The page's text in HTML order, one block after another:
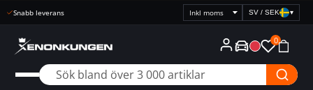
Snabb leverans
Välj
prisvisning
SV / SEK ▾
0